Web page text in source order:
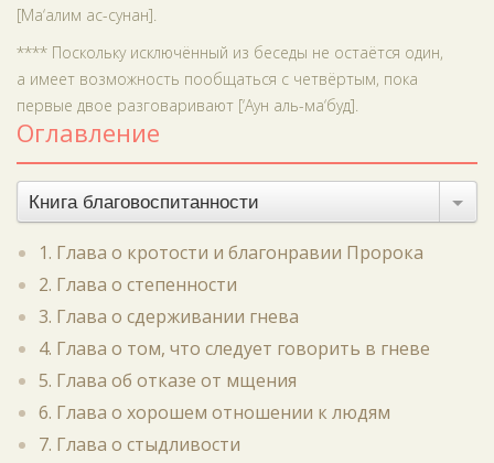
[Ма‘алим ас-сунан].
**** Поскольку исключённый из беседы не остаётся один,
а имеет возможность пообщаться с четвёртым, пока
первые двое разговаривают [‘Аун аль-ма‘буд].
Оглавление
Книга благовоспитанности
1. Глава о кротости и благонравии Пророка
2. Глава о степенности
3. Глава о сдерживании гнева
4. Глава о том, что следует говорить в гневе
5. Глава об отказе от мщения
6. Глава о хорошем отношении к людям
7. Глава о стыдливости